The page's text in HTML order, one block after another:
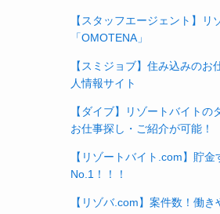
【スタッフエージェント】リ
「OMOTENA」
【スミジョブ】住み込みのお
人情報サイト
【ダイブ】リゾートバイトの
お仕事探し・ご紹介が可能！
【リゾートバイト.com】貯
No.1！！！
【リゾバ.com】案件数！働き